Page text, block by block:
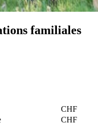
familiales
CHF
CHF